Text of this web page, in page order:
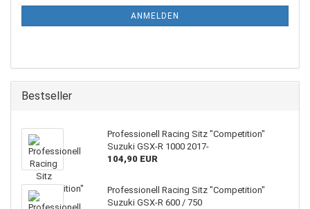
ANMELDEN
Bestseller
Professionell Racing Sitz "Competition"
Suzuki GSX-R 1000 2017-
104,90 EUR
Professionell Racing Sitz "Competition"
Suzuki GSX-R 600 / 750